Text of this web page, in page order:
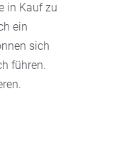
in Kauf zu
ein
sich
führen.